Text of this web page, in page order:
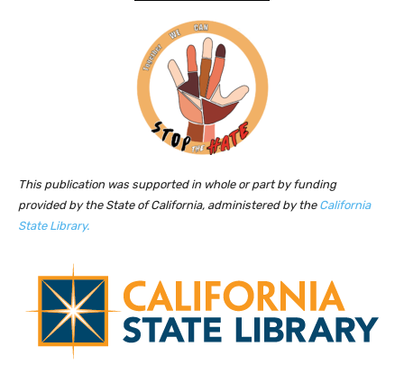
This publication was supported in whole or part by funding
provided by the State of California, administered by the California
State Library.